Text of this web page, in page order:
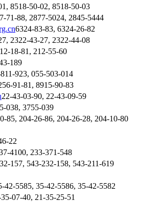
8518-50-02, 8518-50-03
71-88, 2877-5024, 2845-5444
6324-83-83, 6324-26-82
2322-43-27, 2322-44-08
18-81, 212-55-60
189
923, 055-503-014
91-81, 8915-90-83
22-43-03-90, 22-43-09-59
038, 3755-039
85, 204-26-86, 204-26-28, 204-10-80
22
4100, 233-371-548
157, 543-232-158, 543-211-619
42-5585, 35-42-5586, 35-42-5582
07-40, 21-35-25-51